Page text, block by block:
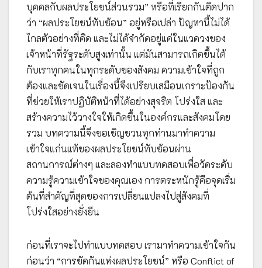
บุคคลกับผลประโยชน์ส่วนรวม” หรือที่เรียกกันติดปาก
ว่า “ผลประโยชน์ทับซ้อน” อยู่หรือเปล่า ปัญหานี้ไม่ได้
ไกลตัวอย่างที่คิด และไม่ได้จำกัดอยู่แค่ในแวดวงของ
เจ้าหน้าที่รัฐระดับสูงเท่านั้น แต่มันสามารถเกิดขึ้นได้
กับเราทุกคนในทุกระดับของสังคม ความเข้าใจที่ถูก
ต้องและชัดเจนในเรื่องนี้จึงเปรียบเสมือนเกราะป้องกัน
ที่ช่วยให้เราปฏิบัติหน้าที่ได้อย่างสุจริต โปร่งใส และ
สร้างความไว้วางใจให้เกิดขึ้นในองค์กรและสังคมโดย
รวม บทความนี้จึงขอเชิญชวนทุกท่านมาทำความ
เข้าใจแก่นแท้ของผลประโยชน์ทับซ้อนผ่าน
สถานการณ์ต่างๆ และลองทำแบบทดสอบเพื่อวัดระดับ
ความรู้ความเข้าใจของคุณเอง การตระหนักรู้คือจุดเริ่ม
ต้นที่สำคัญที่สุดของการเปลี่ยนแปลงไปสู่สังคมที่
โปร่งใสอย่างยั่งยืน
ก่อนที่เราจะไปทำแบบทดสอบ เรามาทำความเข้าใจกัน
ก่อนว่า “การขัดกันแห่งผลประโยชน์” หรือ Conflict of